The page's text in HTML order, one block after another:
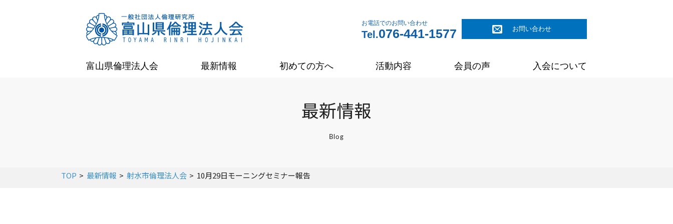
お問い合わせ
お電話でのお問い合わせ
Tel.076-441-1577
富山県倫理法人会 最新情報 初めての方へ 活動内容 会員の声 入会について
最新情報
Blog
TOP 最新情報 射水市倫理法人会 10月29日モーニングセミナー報告